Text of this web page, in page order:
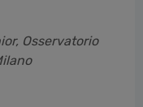
Osservatorio